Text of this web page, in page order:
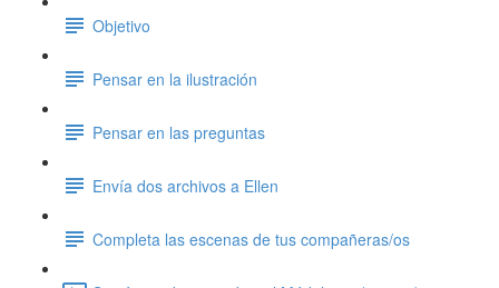
Objetivo
Pensar en la ilustración
Pensar en las preguntas
Envía dos archivos a Ellen
Completa las escenas de tus compañeras/os